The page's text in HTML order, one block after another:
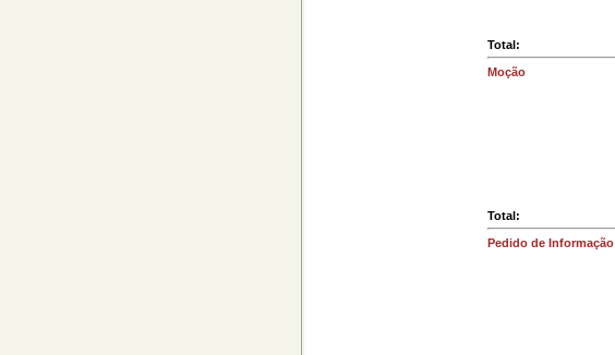
Total:
Moção
Total:
Pedido de Informação